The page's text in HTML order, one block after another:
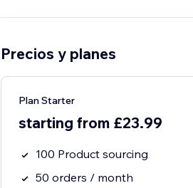
Precios y planes
Plan Starter
starting from £23.99
100 Product sourcing
50 orders / month